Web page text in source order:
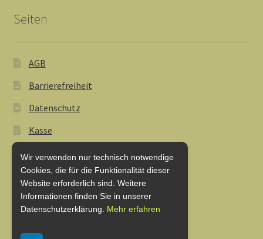
Seiten
AGB
Barrierefreiheit
Datenschutz
Kasse
Lieferung und Zahlung
My Account
Shop
Wir verwenden nur technisch notwendige
Cookies, die für die Funktionalität dieser
Website erforderlich sind. Weitere
Informationen finden Sie in unserer
Datenschutzerklärung.
Mehr erfahren